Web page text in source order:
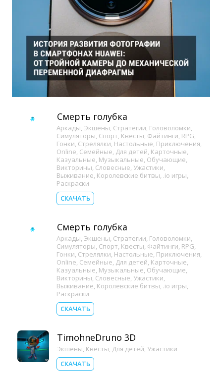
Смерть голубка
Аркады, Экшены, Стратегии, Головоломки,
Симуляторы, Спорт, Квесты, Файтинги, RPG,
Гонки, Стрелялки, Настольные, Приключения,
Online, Семейные, Для детей, Карточные,
Казуальные, Музыкальные, Обучающие,
Викторины, Словесные, Ужастики,
Выживание, Королевские битвы, .io игры,
Раскраски
СКАЧАТЬ
Смерть голубка
Аркады, Экшены, Стратегии, Головоломки,
Симуляторы, Спорт, Квесты, Файтинги, RPG,
Гонки, Стрелялки, Настольные, Приключения,
Online, Семейные, Для детей, Карточные,
Казуальные, Музыкальные, Обучающие,
Викторины, Словесные, Ужастики,
Выживание, Королевские битвы, .io игры,
Раскраски
СКАЧАТЬ
TimohneDruno 3D
Экшены, Квесты, Для детей, Ужастики
СКАЧАТЬ